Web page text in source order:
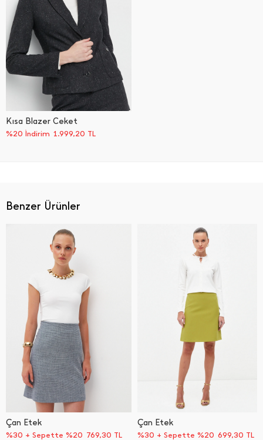
Benzer Ürünler
Çan Etek
%30 + Sepette %20 769,30 TL
Çan Etek
%30 + Sepette %20 699,30 TL
Kısa Blazer Ceket
%20 İndirim 1.999,20 TL